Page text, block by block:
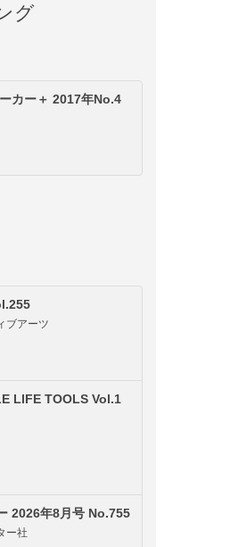
グ
カー＋ 2017年No.4
ブアーツ
LIFE TOOLS Vol.1
2026年8月号 No.755
ー社